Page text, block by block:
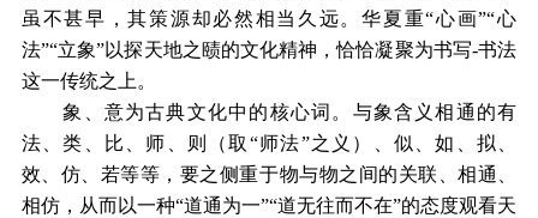
虽不甚早，其策源却必然相当久远。华夏重“心画”“心
法”“立象”以探天地之赜的文化精神，恰恰凝聚为书写-书法
这一传统之上。
象、意为古典文化中的核心词。与象含义相通的有
法、类、比、师、则（取“师法”之义）、似、如、拟、
效、仿、若等等，要之侧重于物与物之间的关联、相通、
相仿，从而以一种“道通为一”“道无往而不在”的态度观看天